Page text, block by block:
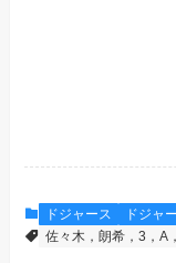
ドジャース
ドジャ
佐々木，朗希，3，A